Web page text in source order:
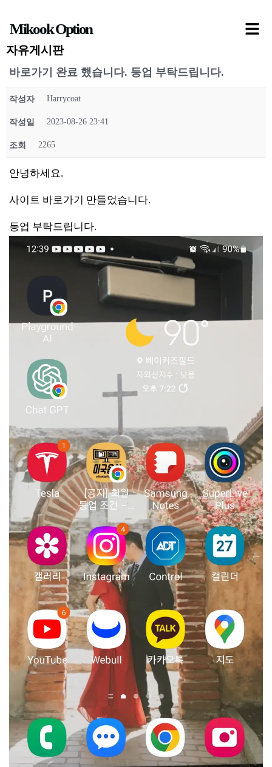
츠
Mikook Option
자유게시판
바로가기 완료 했습니다. 등업 부탁드립니다.
작성자 Harrycoat
작성일 2023-08-26 23:41
조회 2265
안녕하세요.
사이트 바로가기 만들었습니다.
등업 부탁드립니다.